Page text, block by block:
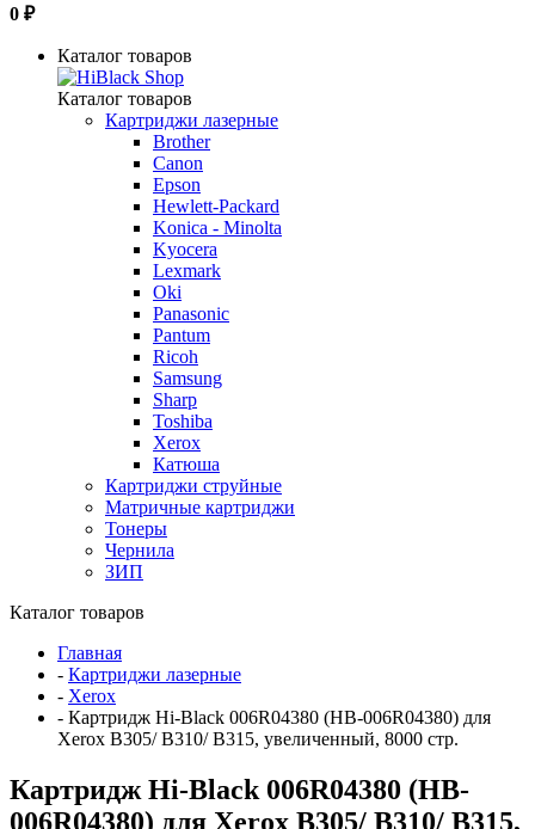
0 ₽
Каталог товаров
Каталог товаров
Картриджи лазерные
Brother
Canon
Epson
Hewlett-Packard
Konica - Minolta
Kyocera
Lexmark
Oki
Panasonic
Pantum
Ricoh
Samsung
Sharp
Toshiba
Xerox
Катюша
Картриджи струйные
Матричные картриджи
Тонеры
Чернила
ЗИП
Каталог товаров
Главная
- Картриджи лазерные
- Xerox
- Картридж Hi-Black 006R04380 (HB-006R04380) для
Xerox B305/ B310/ B315, увеличенный, 8000 стр.
Картридж Hi-Black 006R04380 (HB-
006R04380) для Xerox B305/ B310/ B315,